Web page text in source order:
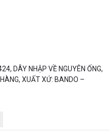
DÂY NHẬP VỀ NGUYÊN ỐNG,
XUẤT XỨ: BANDO –